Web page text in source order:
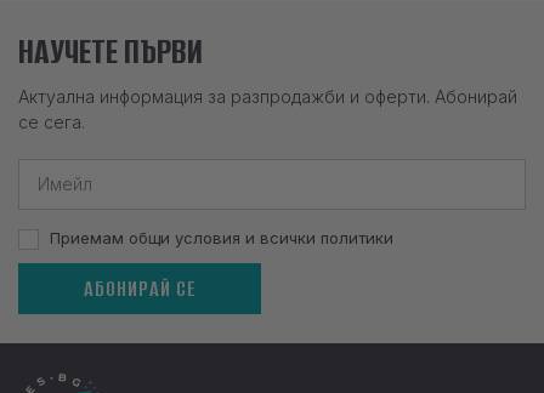
НАУЧЕТЕ ПЪРВИ
Актуална информация за разпродажби и оферти. Абонирай
се сега.
Приемам общи условия и всички политики
АБОНИРАЙ СЕ